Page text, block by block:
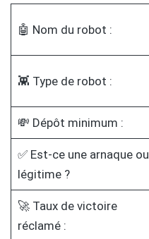
🤖 Nom du robot :
👾 Type de robot :
💸 Dépôt minimum :
✅ Est-ce une arnaque ou
légitime ?
🚀 Taux de victoire
réclamé :